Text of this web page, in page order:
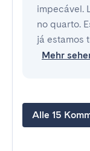
impecável.
no quarto.
já estamos
Mehr
Alle 15